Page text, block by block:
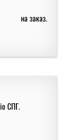
на заказ.